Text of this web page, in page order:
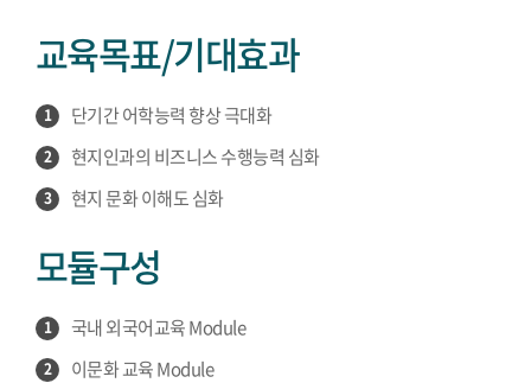
교육목표/기대효과
1 단기간 어학능력 향상 극대화
2 현지인과의 비즈니스 수행능력 심화
3 현지 문화 이해도 심화
모듈구성
1 국내 외국어교육 Module
2 이문화 교육 Module